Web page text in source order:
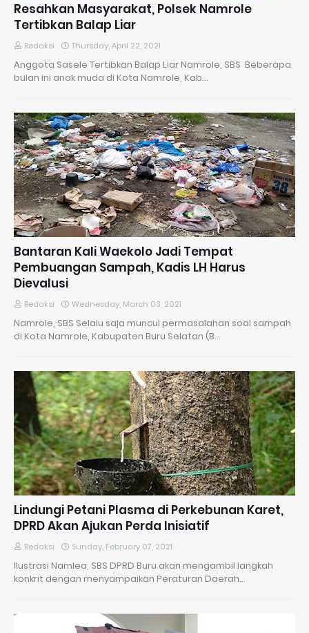
Resahkan Masyarakat, Polsek Namrole
Tertibkan Balap Liar
Redaksi Thursday, April 22, 2021
Anggota Sasele Tertibkan Balap Liar Namrole, SBS Beberapa
bulan ini anak muda di Kota Namrole, Kab…
Bantaran Kali Waekolo Jadi Tempat
Pembuangan Sampah, Kadis LH Harus
Dievalusi
Redaksi Wednesday, March 03, 2021
Namrole, SBS Selalu saja muncul permasalahan soal sampah
di Kota Namrole, Kabupaten Buru Selatan (B…
Lindungi Petani Plasma di Perkebunan Karet,
DPRD Akan Ajukan Perda Inisiatif
Redaksi Sunday, February 07, 2021
llustrasi Namlea, SBS DPRD Buru akan mengambil langkah
konkrit dengan menyampaikan Peraturan Daerah…